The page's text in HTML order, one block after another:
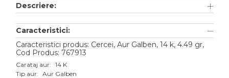
Aur alb
Aur roz
Aur mixt
Descriere:
Caracteristici:
Caracteristici produs: Cercei, Aur Galben, 14 k, 4.49 gr,
Cod Produs: 767913
Carataj aur: 14 K
Tip aur: Aur Galben